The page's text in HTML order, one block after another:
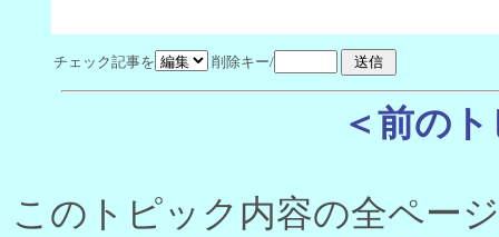
チェック記事を 削除キー/
＜前の
このトピック内容の全ペー